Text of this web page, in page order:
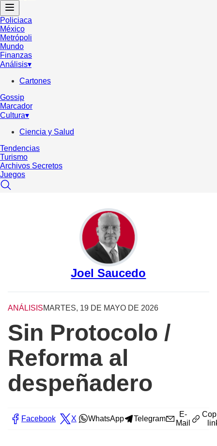
Policiaca
México
Metrópoli
Mundo
Finanzas
Análisis▾
Cartones
Gossip
Marcador
Cultura▾
Ciencia y Salud
Tendencias
Turismo
Archivos Secretos
Juegos
Joel Saucedo
ANÁLISISMARTES, 19 DE MAYO DE 2026
Sin Protocolo /
Reforma al
despeñadero
Facebook X WhatsApp Telegram
E-
Mail